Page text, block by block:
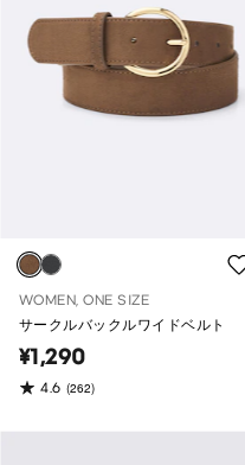
WOMEN, ONE SIZE
サークルバックルワイドベルト
¥1,290
4.6 (262)